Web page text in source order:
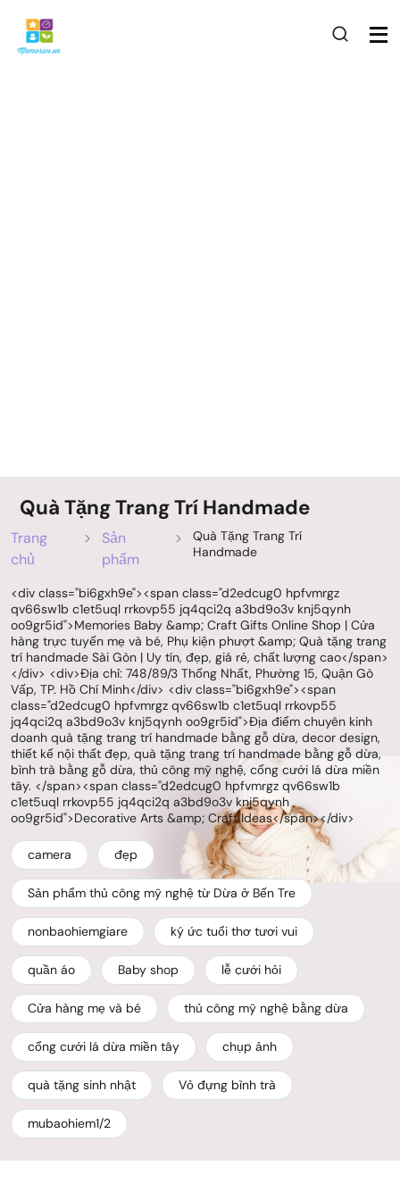
Quà Tặng Trang Trí Handmade
Trang
chủ
Sản
phẩm
Quà Tặng Trang Trí
Handmade
<div class="bi6gxh9e"><span class="d2edcug0 hpfvmrgz
qv66sw1b c1et5uql rrkovp55 jq4qci2q a3bd9o3v knj5qynh
oo9gr5id">Memories Baby &amp; Craft Gifts Online Shop | Cửa
hàng trực tuyến mẹ và bé, Phụ kiện phượt &amp; Quà tặng trang
trí handmade Sài Gòn | Uy tín, đẹp, giá rẻ, chất lượng cao</span>
</div> <div>Địa chỉ: 748/89/3 Thống Nhất, Phường 15, Quận Gò
Vấp, TP. Hồ Chí Minh</div> <div class="bi6gxh9e"><span
class="d2edcug0 hpfvmrgz qv66sw1b c1et5uql rrkovp55
jq4qci2q a3bd9o3v knj5qynh oo9gr5id">Địa điểm chuyên kinh
doanh quà tặng trang trí handmade bằng gỗ dừa, decor design,
thiết kế nội thất đẹp, quà tặng trang trí handmade bằng gỗ dừa,
bình trà bằng gỗ dừa, thủ công mỹ nghệ, cổng cưới lá dừa miền
tây. </span><span class="d2edcug0 hpfvmrgz qv66sw1b
c1et5uql rrkovp55 jq4qci2q a3bd9o3v knj5qynh
oo9gr5id">Decorative Arts &amp; Craft Ideas</span></div>
camera đẹp
Sản phẩm thủ công mỹ nghệ từ Dừa ở Bến Tre
nonbaohiemgiare ký ức tuổi thơ tươi vui
quần áo Baby shop lễ cưới hỏi
Cửa hàng mẹ và bé thủ công mỹ nghệ bằng dừa
cổng cưới lá dừa miền tây chụp ảnh
quà tặng sinh nhật Vỏ đựng bình trà
mubaohiem1/2